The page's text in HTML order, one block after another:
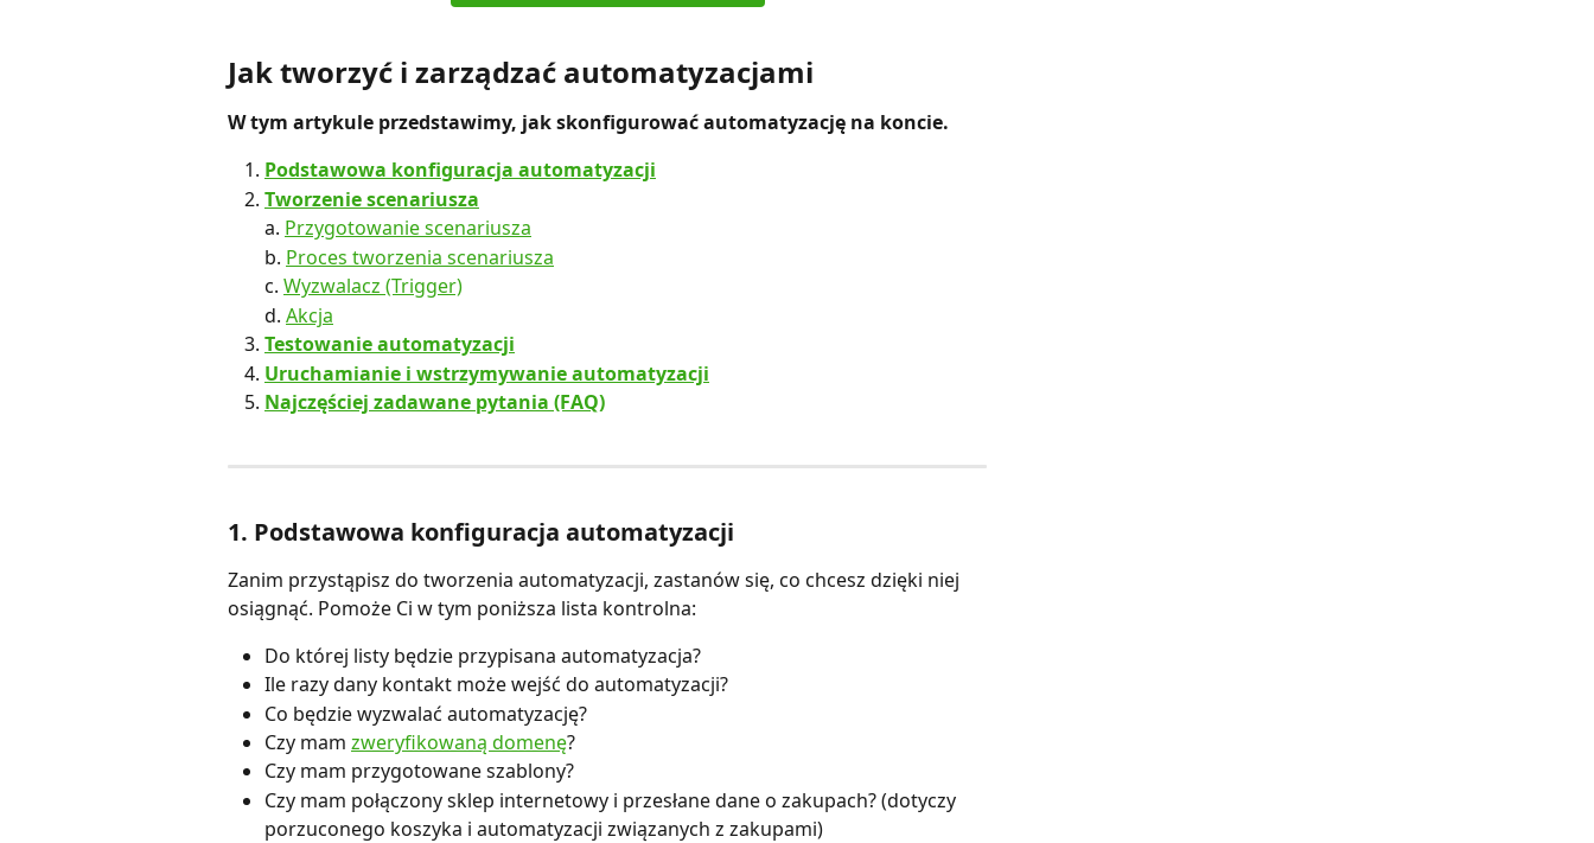
Jak tworzyć i zarządzać automatyzacjami
W tym artykule przedstawimy, jak skonfigurować automatyzację na koncie.
Podstawowa konfiguracja automatyzacji
Tworzenie scenariusza
a. Przygotowanie scenariusza
b. Proces tworzenia scenariusza
c. Wyzwalacz (Trigger)
d. Akcja
Testowanie automatyzacji
Uruchamianie i wstrzymywanie automatyzacji
Najczęściej zadawane pytania (FAQ)
1. Podstawowa konfiguracja automatyzacji
Zanim przystąpisz do tworzenia automatyzacji, zastanów się, co chcesz dzięki niej
osiągnąć. Pomoże Ci w tym poniższa lista kontrolna:
Do której listy będzie przypisana automatyzacja?
Ile razy dany kontakt może wejść do automatyzacji?
Co będzie wyzwalać automatyzację?
Czy mam zweryfikowaną domenę?
Czy mam przygotowane szablony?
Czy mam połączony sklep internetowy i przesłane dane o zakupach? (dotyczy
porzuconego koszyka i automatyzacji związanych z zakupami)